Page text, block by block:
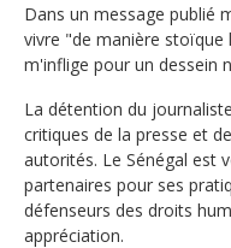
Dans un message publié
vivre "de manière stoïque
m'inflige pour un dessein
La détention du
critiques de la presse et
autorités. Le Sénégal est
partenaires pour ses
défenseurs des droits
appréciation.